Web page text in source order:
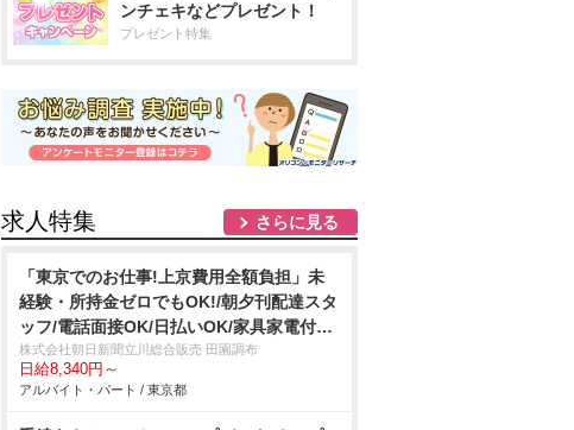
ンチェキなどプレゼント！
プレゼント特集
求人特集 さらに見る
「東京でのお仕事!上京費用全額負担」未
経験・所持金ゼロでもOK!/朝夕刊配達スタ
ッフ/電話面接OK/日払いOK/家具家電付き
の寮完備
株式会社朝日新聞立川総合販売 田園調布
日給8,340円～
アルバイト・パート / 東京都